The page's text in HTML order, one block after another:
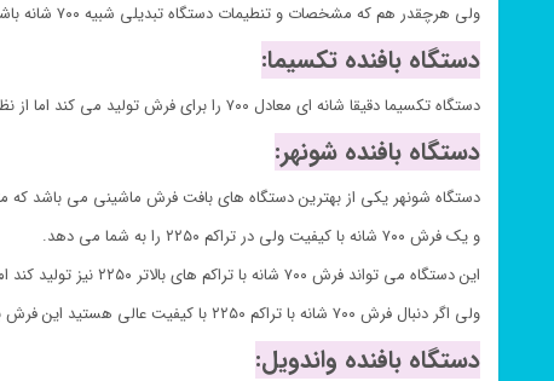
ولی هرچقدر هم که مشخصات و تنطیمات دستگاه تبدیلی شبیه ۷۰۰ شانه باشد باز هم جای ۷۰۰ شانه را نمیگیرد و حداکثر تراکمی که برای فرش تولید میکند تراکم ۶۲۰ خواهد بود.
دستگاه بافنده تکسیما:
دستگاه تکسیما دقیقا شانه ای معادل ۷۰۰ را برای فرش تولید می کند اما از نظر تراکم فقط می تواند تراکم های پایین ۲۱۰۰ و ۲۴۰۰ را برای فرش ۷۰۰ انجام دهد. بنابراین این دستگاه تراکم واقعی فرش ۷۰۰ شانه را نخواهد داشت.
دستگاه بافنده شونهر:
دستگاه شونهر یکی از بهترین دستگاه های بافت فرش ماشینی می باشد که
و یک فرش ۷۰۰ شانه با کیفیت ولی در تراکم ۲۲۵۰ را به شما می دهد.
این دستگاه می تواند فرش ۷۰۰ شانه با تراکم های بالاتر ۲۲۵۰ نیز تولید کند اما راندمان و کیفیت فرش شما پایین می آید.
ولی اگر دنبال فرش ۷۰۰ شانه با تراکم ۲۲۵۰ با کیفیت عالی هستید این فرش با بافت شونهر بهترین گزینه میباشد.
دستگاه بافنده واندویل: